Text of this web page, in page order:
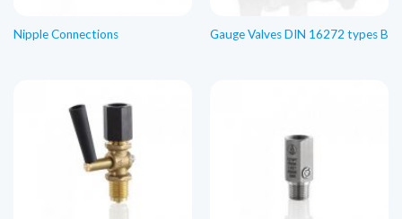
Nipple Connections Gauge Valves DIN 16272 types B